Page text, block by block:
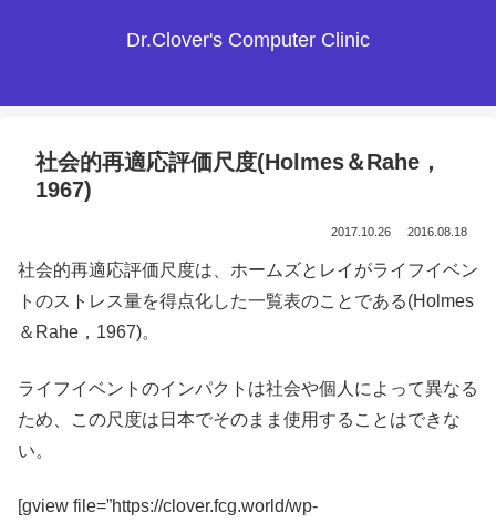
Dr.Clover's Computer Clinic
社会的再適応評価尺度(Holmes＆Rahe，
1967)
2017.10.26 2016.08.18
社会的再適応評価尺度は、ホームズとレイがライフイベン
トのストレス量を得点化した一覧表のことである(Holmes
＆Rahe，1967)。
ライフイベントのインパクトは社会や個人によって異なる
ため、この尺度は日本でそのまま使用することはできな
い。
[gview file=”https://clover.fcg.world/wp-